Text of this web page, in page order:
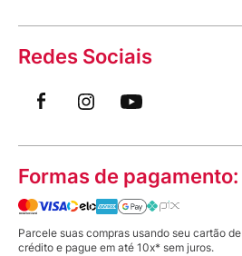
Redes Sociais
Formas de pagamento:
Parcele suas compras usando seu cartão de
crédito e pague em até 10x* sem juros.